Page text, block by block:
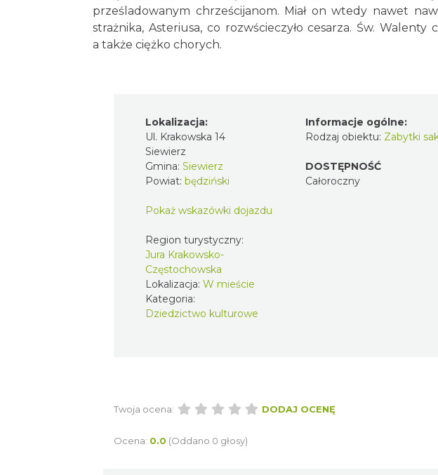
prześladowanym chrześcijanom. Miał on wtedy nawet
strażnika, Asteriusa, co rozwścieczyło cesarza. Św.
a także ciężko chorych.
Lokalizacja:
Ul. Krakowska 14
Siewierz
Gmina: Siewierz
Powiat: będziński
Pokaż wskazówki dojazdu
Region turystyczny:
Jura Krakowsko-
Częstochowska
Lokalizacja: W mieście
Kategoria:
Dziedzictwo kulturowe
Informacje ogólne:
Rodzaj obiektu: Zabytki
DOSTĘPNOŚĆ
Całoroczny
Twoja ocena: DODAJ OCENĘ
Ocena: 0.0 (Oddano 0 głosy)